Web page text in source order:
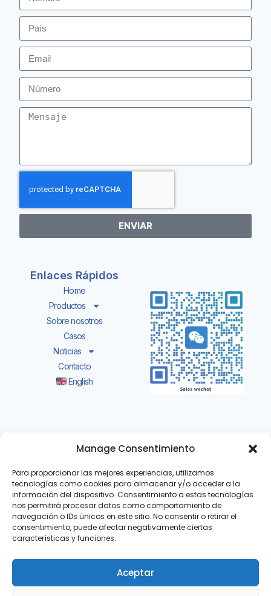
Manage Consentimiento
Para proporcionar las mejores experiencias, utilizamos
tecnologías como cookies para almacenar y/o acceder a la
información del dispositivo. Consentimiento a estas tecnologías
nos permitirá procesar datos como comportamiento de
navegación o IDs únicos en este sitio. No consentir o retirar el
consentimiento, puede afectar negativamente ciertas
características y funciones.
Aceptar
ENVIAR
Enlaces Rápidos
Home
Productos
Sobre nosotros
Casos
Noticias
Contacto
English
Muyuan Shishan Town, Nanhai District, Foshan
City, Guang Dong of China.
Whatsapp/wechat:+86-18775455365
Departamento de Exportación:+86-757-
81208757